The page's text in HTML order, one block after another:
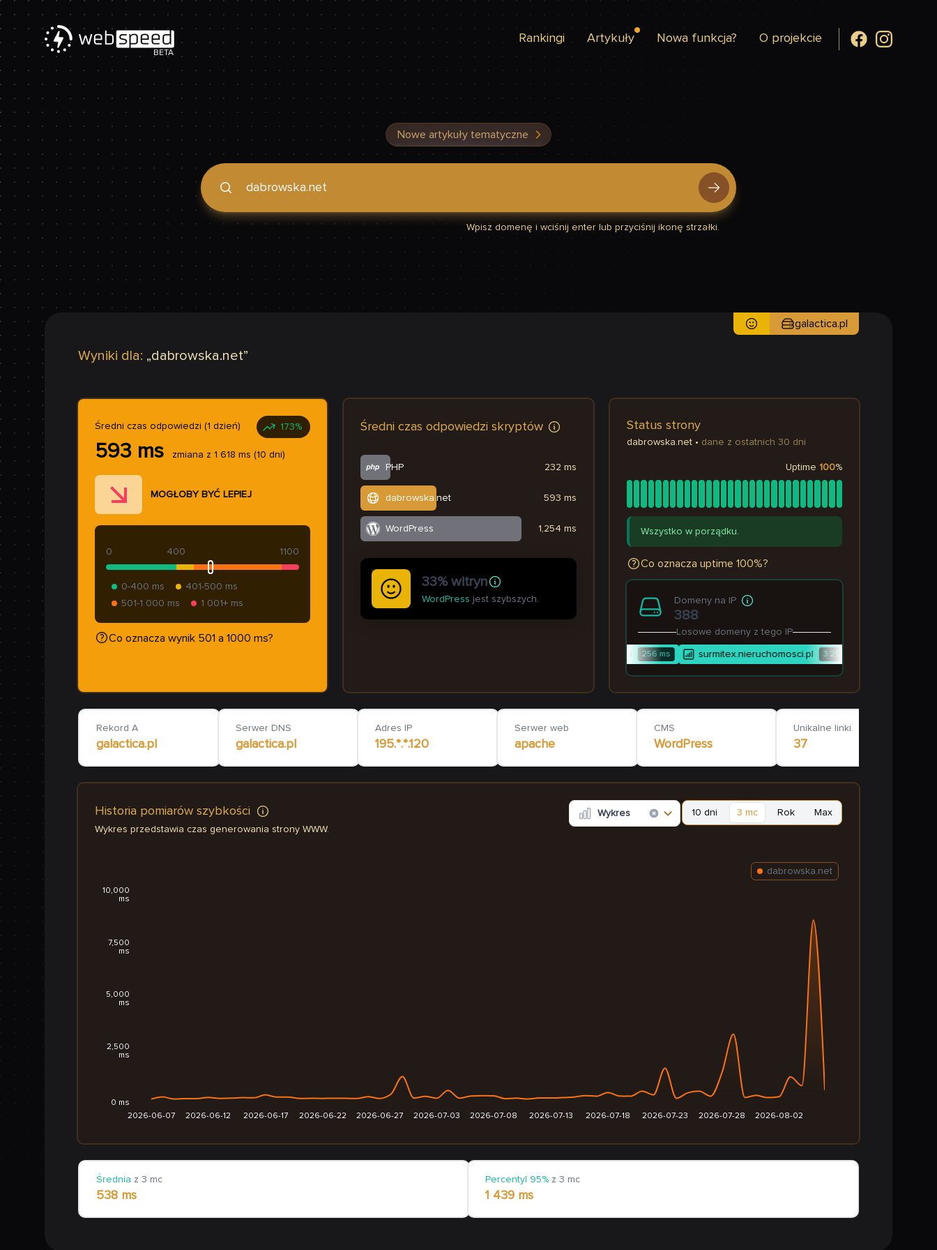
BETA
Rankingi Artykuły Nowa funkcja? O projekcie
Nowe artykuły tematyczne
Podaj domenę, by sprawdzić, czy Twoja strona jest szybka
Wpisz domenę i wciśnij enter lub przyciśnij ikonę strzałki.
Wyniki dla: „dabrowska.net”
galactica.pl
Średni czas odpowiedzi (1 dzień) 173%
593 ms zmiana z 1 618 ms (10 dni)
MOGŁOBY BYĆ LEPIEJ
400
0 1100
0-400 ms
401-500 ms
501-1 000 ms
1 001+ ms
Co oznacza wynik 501 a 1000 ms?
Średni czas odpowiedzi skryptów
PHP
dabrowska.net
WordPress
232 ms
593 ms
1,254 ms
33% witryn
WordPress jest szybszych.
Status strony
dabrowska.net• dane z ostatnich 30 dni
Uptime 100%
Wszystko w porządku.
Co oznacza uptime 100%?
Domeny na IP
388
Losowe domeny z tego IP
256ms surmitex.nieruchomosci.pl 3 257
Rekord A
galactica.pl
Serwer DNS
galactica.pl
Adres IP
195.*.*.120
Serwer web
apache
CMS
WordPress
Unikalne linki
37
Historia pomiarów szybkości
Wykres przedstawia czas generowania strony WWW.
Wykres 10 dni 3 mc Rok Max
2026-06-07 2026-06-12 2026-06-17 2026-06-22 2026-06-27 2026-07-03 2026-07-08 2026-07-13 2026-07-18 2026-07-23 2026-07-28 2026-08-02
0 ms
2,500
ms
5,000
ms
7,500
ms
10,000
ms
dabrowska.net
Średnia z 3 mc
538 ms
Percentyl 95% z 3 mc
1 439 ms